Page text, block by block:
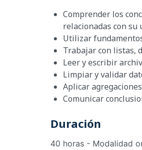
Comprender los
relacionadas con su
Utilizar
Trabajar con listas,
Leer y escribir
Limpiar y validar
Aplicar
Comunicar
Duración
40 horas - Modalidad